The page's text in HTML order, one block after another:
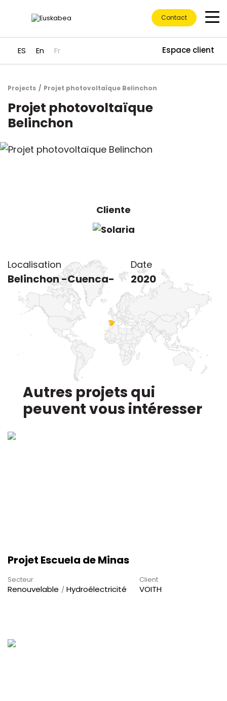
Accéder directement au contenu
ES En Fr Espace client
Contact
Projects Projet photovoltaïque Belinchon
Projet photovoltaïque
Belinchon
Cliente
Localisation du project
Localisation
Belinchon -Cuenca-
Date
2020
Autres projets qui
peuvent vous intéresser
Projet Escuela de Minas
Secteur
Renouvelable Hydroélectricité
Client
VOITH